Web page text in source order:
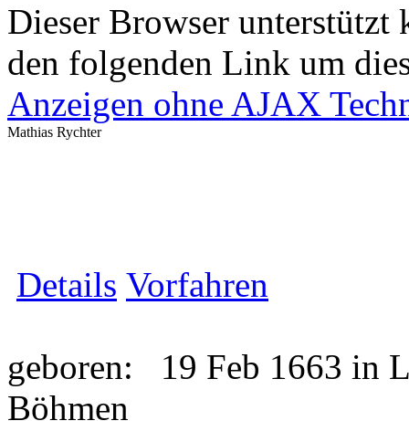
Dieser Browser
den folgenden Link um
Anzeigen ohne AJAX
Mathias Rychter
Details Vorfahren
geboren:
19 Feb 1663 in
Böhmen